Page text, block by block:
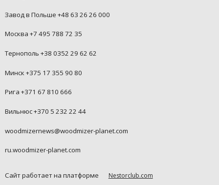
Завод в Польше +48 63 26 26 000
Москва +7 495 788 72 35
Тернополь +38 0352 29 62 62
Минск +375 17 355 90 80
Рига +371 67 810 666
Вильнюс +370 5 232 22 44
woodmizernews@woodmizer-planet.com
ru.woodmizer-planet.com
Сайт работает на платформе Nestorclub.com